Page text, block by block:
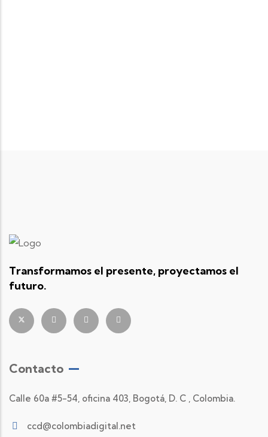
Transformamos el presente, proyectamos el
futuro.
Contacto
Calle 60a #5-54, oficina 403, Bogotá, D. C , Colombia.
ccd@colombiadigital.net